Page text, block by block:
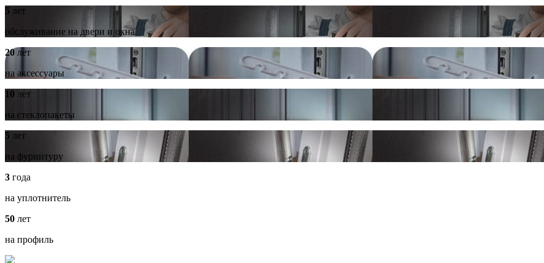
5 лет
обслуживание на двери и окна
20 лет
на аксессуары
10 лет
на стеклопакеты
5 лет
на фурнитуру
3 года
на уплотнитель
50 лет
на профиль